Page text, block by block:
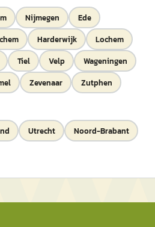
Nijmegen
Ede
Harderwijk
Lochem
Tiel Velp
Wageningen
Zevenaar Zutphen
Utrecht
Noord-Brabant